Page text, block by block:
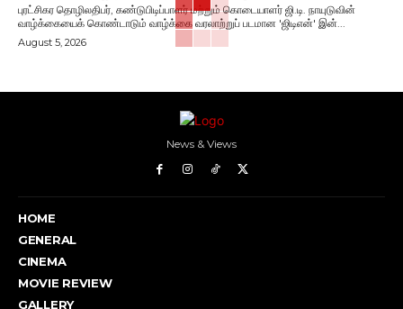
புரட்சிகர தொழிலதிபர், கண்டுபிடிப்பாளர் மற்றும் கொடையாளர் ஜி.டி. நாயுடுவின்
வாழ்க்கையைக் கொண்டாடும் வாழ்க்கை வரலாற்றுப் படமான 'ஜிடிஎன்' இன்...
August 5, 2026
News & Views
HOME
GENERAL
CINEMA
MOVIE REVIEW
GALLERY